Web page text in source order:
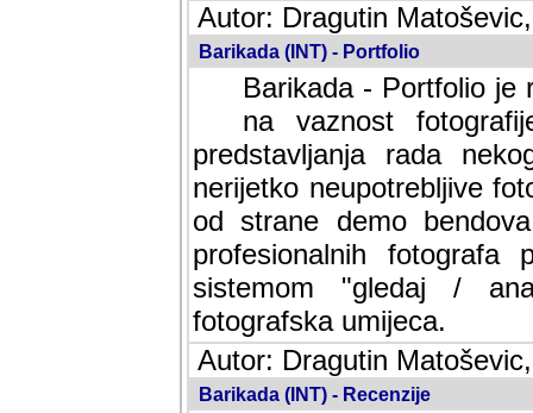
Autor: Dragutin
Barikada (INT) - Portfolio
Barikada - Portfolio je
na vaznost
predstavljanja rada
nerijetko neupotrebljive
od strane demo
profesionalnih fotografa
sistemom "gledaj /
fotografska umijeca.
Autor: Dragutin
Barikada (INT) - Recenzije